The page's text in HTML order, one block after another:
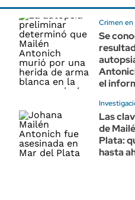
Crimen en
Se
el
Las
de
Plata:
hasta